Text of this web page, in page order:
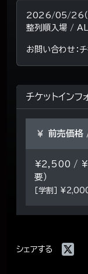
2026/05/26
整列順入場 /
お問い合わせ
チケットインフ
前売価格
¥2,500 /
要）
［学割］
シェアする